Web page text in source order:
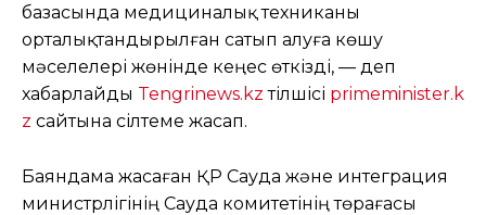
базасында медициналық техниканы
орталықтандырылған сатып алуға көшу
мәселелері жөнінде кеңес өткізді, — деп
хабарлайды Tengrinews.kz тілшісі primeminister.k
z сайтына сілтеме жасап.
Баяндама жасаған ҚР Сауда және интеграция
министрлігінің Сауда комитетінің төрағасы